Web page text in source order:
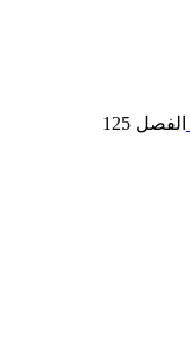
الفصل 125